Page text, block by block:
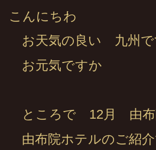
こんにちわ
お天気の良い 九州で
お元気ですか
ところで 12月 由布
由布院ホテルのご紹介